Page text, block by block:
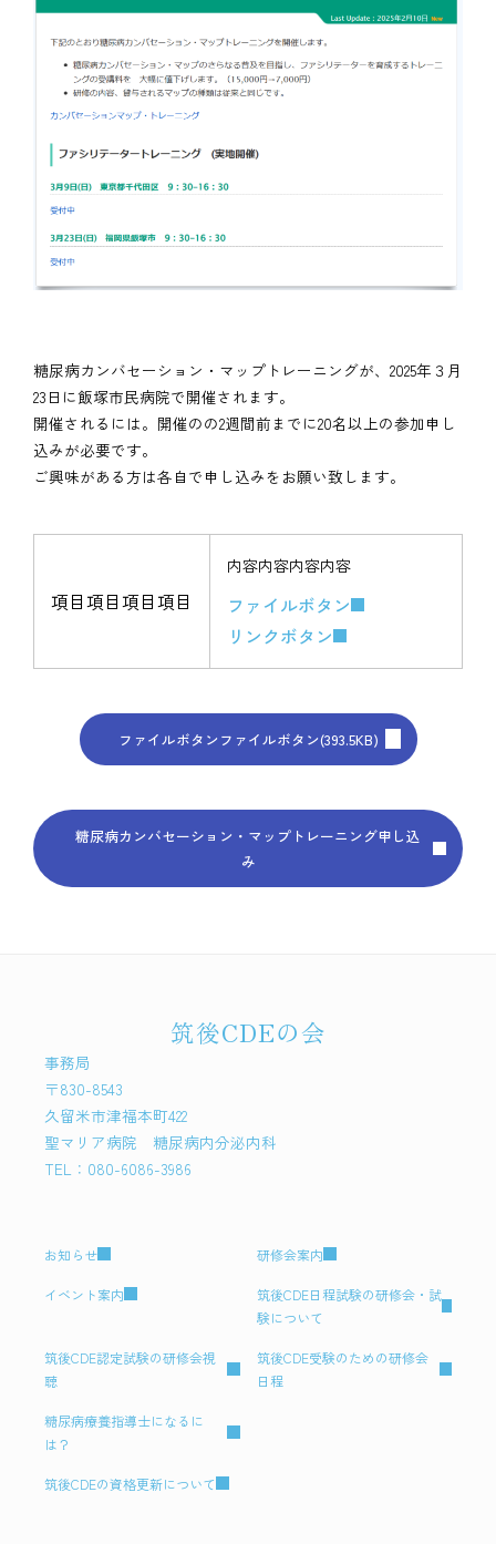
糖尿病カンバセーション・マップトレーニングが、2025年３月
23日に飯塚市民病院で開催されます。
開催されるには。開催のの2週間前までに20名以上の参加申し
込みが必要です。
ご興味がある方は各自で申し込みをお願い致します。
項目項目項目項目
内容内容内容内容
ファイルボタン
リンクボタン
ファイルボタンファイルボタン(393.5KB)
糖尿病カンバセーション・マップトレーニング申し込
み
筑後CDEの会
事務局
〒830-8543
久留米市津福本町422
聖マリア病院 糖尿病内分泌内科
TEL：080-6086-3986
お知らせ 研修会案内
イベント案内
筑後CDE日程試験の研修会・試
験について
筑後CDE認定試験の研修会視
聴
筑後CDE受験のための研修会
日程
糖尿病療養指導士になるに
は？
筑後CDEの資格更新について